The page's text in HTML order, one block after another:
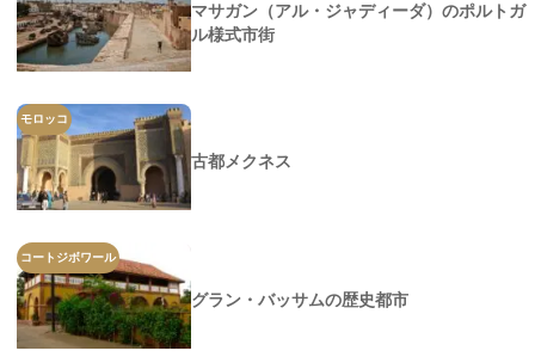
マサガン（アル・ジャディーダ）のポルトガ
ル様式市街
モロッコ
古都メクネス
コートジボワール
グラン・バッサムの歴史都市